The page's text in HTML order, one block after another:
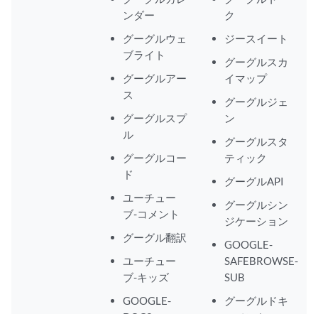
ンダー
グーグルウェ
ブライト
グーグルアー
ス
グーグルスプ
ル
グーグルコー
ド
ユーチュー
ブ-コメント
グーグル翻訳
ユーチュー
ブ-キッズ
GOOGLE-
ク
ジースイート
グーグルスカ
イマップ
グーグルジェ
ン
グーグルスタ
ティック
グーグルAPI
グーグルシン
ジケーション
GOOGLE-
SAFEBROWSE-
SUB
グーグルドキ